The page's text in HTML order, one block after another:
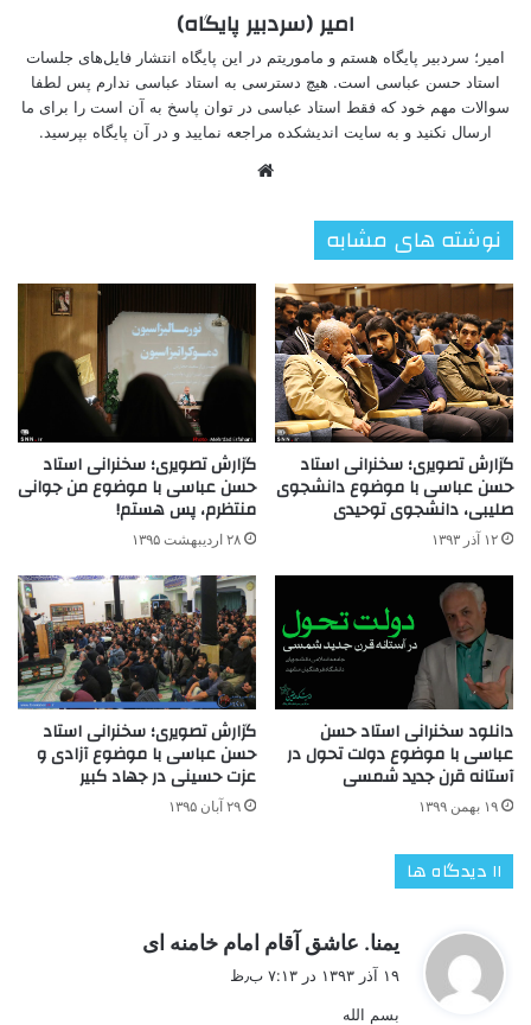
امیر (سردبیر پایگاه)
امیر؛ سردبیر پایگاه هستم و ماموریتم در این پایگاه انتشار فایل‌های جلسات
استاد حسن عباسی است. هیچ دسترسی به استاد عباسی ندارم پس لطفا
سوالات مهم خود که فقط استاد عباسی در توان پاسخ به آن است را برای ما
ارسال نکنید و به سایت اندیشکده مراجعه نمایید و در آن پایگاه بپرسید.
نوشته های مشابه
گزارش تصویری؛ سخنرانی استاد
حسن عباسی با موضوع دانشجوی
صلیبی، دانشجوی توحیدی
۱۲ آذر ۱۳۹۳
گزارش تصویری؛ سخنرانی استاد
حسن عباسی با موضوع من جوانی
منتظرم، پس هستم!
۲۸ اردیبهشت ۱۳۹۵
دانلود سخنرانی استاد حسن
عباسی با موضوع دولت تحول در
آستانه قرن جدید شمسی
۱۹ بهمن ۱۳۹۹
گزارش تصویری؛ سخنرانی استاد
حسن عباسی با موضوع آزادی و
عزت حسینی در جهاد کبیر
۲۹ آبان ۱۳۹۵
‫۱۱ دیدگاه ها
یمنا. عاشق آقام امام خامنه ای
۱۹ آذر ۱۳۹۳ در ۷:۱۳ ب٫ظ
بسم الله